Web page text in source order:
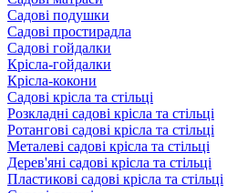
Садові подушки
Садові простирадла
Садові гойдалки
Крісла-гойдалки
Крісла-кокони
Садові крісла та стільці
Розкладні садові крісла та стільці
Ротангові садові крісла та стільці
Металеві садові крісла та стільці
Дерев'яні садові крісла та стільці
Пластикові садові крісла та стільці